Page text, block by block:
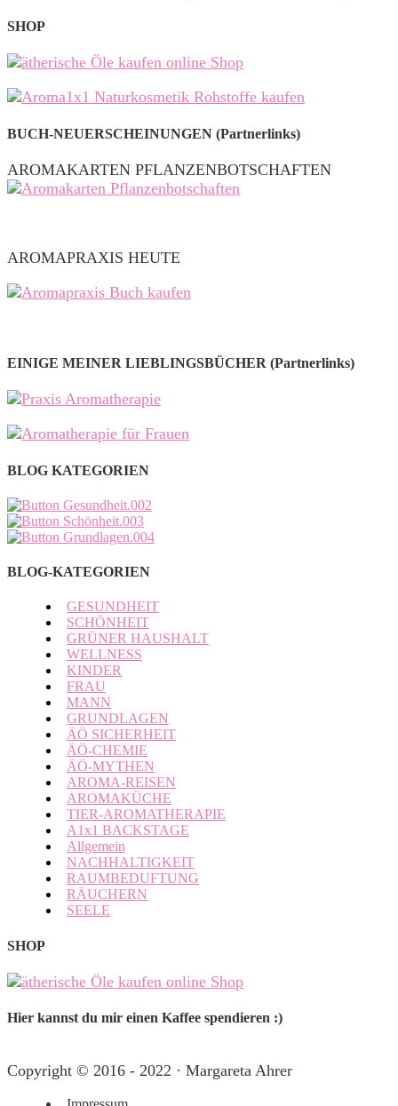
SHOP
BUCH-NEUERSCHEINUNGEN (Partnerlinks)
AROMAKARTEN PFLANZENBOTSCHAFTEN
AROMAPRAXIS HEUTE
EINIGE MEINER LIEBLINGSBÜCHER (Partnerlinks)
BLOG KATEGORIEN
BLOG-KATEGORIEN
GESUNDHEIT
SCHÖNHEIT
GRÜNER HAUSHALT
WELLNESS
KINDER
FRAU
MANN
GRUNDLAGEN
ÄÖ SICHERHEIT
ÄÖ-CHEMIE
ÄÖ-MYTHEN
AROMA-REISEN
AROMAKÜCHE
TIER-AROMATHERAPIE
A1x1 BACKSTAGE
Allgemein
NACHHALTIGKEIT
RAUMBEDUFTUNG
RÄUCHERN
SEELE
SHOP
Hier kannst du mir einen Kaffee spendieren :)
Copyright © 2016 - 2022 · Margareta Ahrer